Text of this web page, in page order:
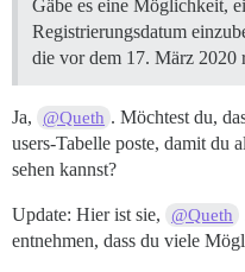
Gäbe es eine Möglichkeit,
Registrierungsdatum
die vor dem 17. März 2020
Ja, @Queth . Möchtest du,
users-Tabelle poste, damit du
sehen kannst?
Update: Hier ist sie, @Queth
entnehmen, dass du viele